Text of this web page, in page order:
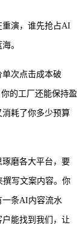
重演，谁先抢占AI
。
次点击成本破
的工厂还能保持盈
耗了你多少预算
磨各大平台，要
写文案内容。你
一条AI内容流水
能找到我们，让